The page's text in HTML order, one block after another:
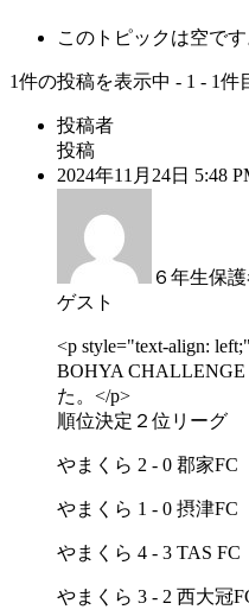
このトピックは空です
1件の投稿を表示中 - 1 - 1件
投稿者
投稿
2024年11月24日 5:48
６年生保護
ゲスト
<p style="text-align:
BOHYA CHALLENGE
た。</p>
順位決定２位リーグ
やまくら 2 - 0 郡家FC
やまくら 1 - 0 摂津FC
やまくら 4 - 3 TAS FC
やまくら 3 - 2 西大冠